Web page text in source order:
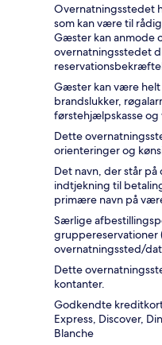
Overnatningsstedet
som kan være til
Gæster kan anmode
overnatningsstedet
Gæster kan være helt
brandslukker,
førstehjælpskasse
Dette
orienteringer og
Det navn, der står
indtjekning til
primære navn på
Særlige
gruppereservationer
overnatningssted/
Dette
kontanter.
Godkendte
Express, Discover,
Blanche